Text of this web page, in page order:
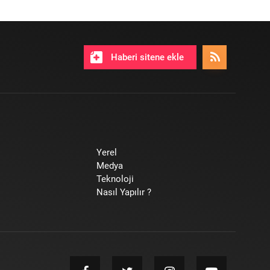
Haberi sitene ekle
Yerel
Medya
Teknoloji
Nasıl Yapılır ?